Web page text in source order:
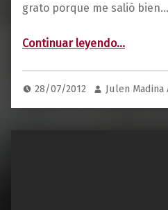
grato porque me salió bien…
Continuar leyendo…
28/07/2012 Julen Madina